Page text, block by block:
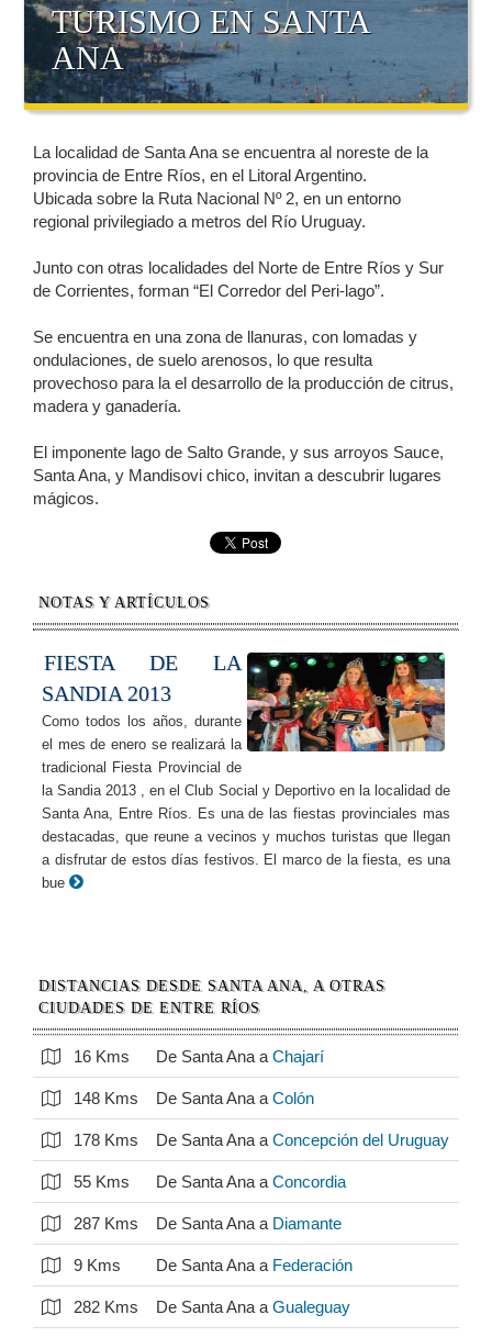
TURISMO EN SANTA
ANA
La localidad de Santa Ana se encuentra al noreste de la
provincia de Entre Ríos, en el Litoral Argentino.
Ubicada sobre la Ruta Nacional Nº 2, en un entorno
regional privilegiado a metros del Río Uruguay.
Junto con otras localidades del Norte de Entre Ríos y Sur
de Corrientes, forman “El Corredor del Peri-lago”.
Se encuentra en una zona de llanuras, con lomadas y
ondulaciones, de suelo arenosos, lo que resulta
provechoso para la el desarrollo de la producción de citrus,
madera y ganadería.
El imponente lago de Salto Grande, y sus arroyos Sauce,
Santa Ana, y Mandisovi chico, invitan a descubrir lugares
mágicos.
NOTAS Y ARTÍCULOS
FIESTA DE LA
SANDIA 2013
Como todos los años, durante
el mes de enero se realizará la
tradicional Fiesta Provincial de
la Sandia 2013 , en el Club Social y Deportivo en la localidad de
Santa Ana, Entre Ríos. Es una de las fiestas provinciales mas
destacadas, que reune a vecinos y muchos turistas que llegan
a disfrutar de estos días festivos. El marco de la fiesta, es una
bue
DISTANCIAS DESDE SANTA ANA, A OTRAS
CIUDADES DE ENTRE RÍOS
16 Kms De Santa Ana a Chajarí
148 Kms De Santa Ana a Colón
178 Kms De Santa Ana a Concepción del Uruguay
55 Kms De Santa Ana a Concordia
287 Kms De Santa Ana a Diamante
9 Kms De Santa Ana a Federación
282 Kms De Santa Ana a Gualeguay